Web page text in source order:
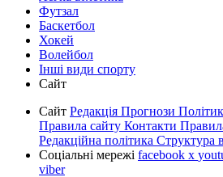
Футзал
Баскетбол
Хокей
Волейбол
Інші види спорту
Сайт
Сайт Редакція Прогнози
Правила сайту Контакти
Редакційна політика Структура
Соціальні мережі facebook x
viber